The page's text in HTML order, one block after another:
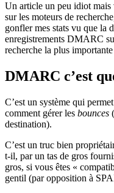
Un article un peu idiot mais
sur les moteurs de
gonfler mes stats vu que la
enregistrements DMARC
recherche la plus
DMARC c’est
C’est un système qui
comment gérer les bounces
destination).
C’est un truc bien
t-il, par un tas de gros
gros, si vous êtes «
gentil (par opposition à